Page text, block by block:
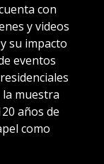
con
y videos
su impacto
eventos
muestra
años de
como